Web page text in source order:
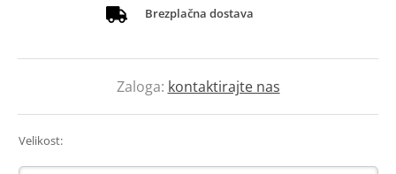
Brezplačna dostava
Zaloga: kontaktirajte nas
Velikost: